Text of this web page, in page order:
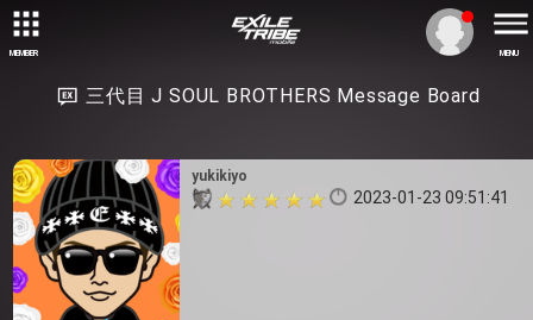
MEMBER MENU
三代目 J SOUL BROTHERS Message Board
yukikiyo
2023-01-23 09:51:41